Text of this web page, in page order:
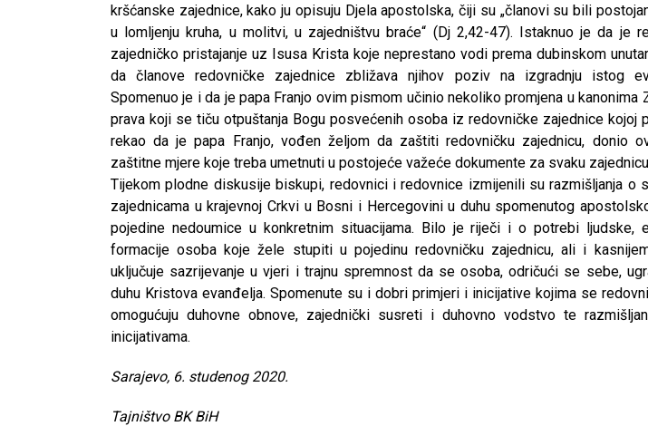
kršćanske zajednice, kako ju opisuju Djela apostolska, čiji su „članovi su bili
u lomljenju kruha, u molitvi, u zajedništvu braće“ (Dj 2,42-47). Istaknuo je da je
zajedničko pristajanje uz Isusa Krista koje neprestano vodi prema dubinskom
da članove redovničke zajednice zbližava njihov poziv na izgradnju istog
Spomenuo je i da je papa Franjo ovim pismom učinio nekoliko promjena u kanonima
prava koji se tiču otpuštanja Bogu posvećenih osoba iz redovničke zajednice kojoj
rekao da je papa Franjo, vođen željom da zaštiti redovničku zajednicu, donio
zaštitne mjere koje treba umetnuti u postojeće važeće dokumente za svaku
Tijekom plodne diskusije biskupi, redovnici i redovnice izmijenili su razmišljanja o
zajednicama u krajevnoj Crkvi u Bosni i Hercegovini u duhu spomenutog
pojedine nedoumice u konkretnim situacijama. Bilo je riječi i o potrebi ljudske,
formacije osoba koje žele stupiti u pojedinu redovničku zajednicu, ali i
uključuje sazrijevanje u vjeri i trajnu spremnost da se osoba, odričući se sebe,
duhu Kristova evanđelja. Spomenute su i dobri primjeri i inicijative kojima se
omogućuju duhovne obnove, zajednički susreti i duhovno vodstvo te
inicijativama.
Sarajevo, 6. studenog 2020.
Tajništvo BK BiH